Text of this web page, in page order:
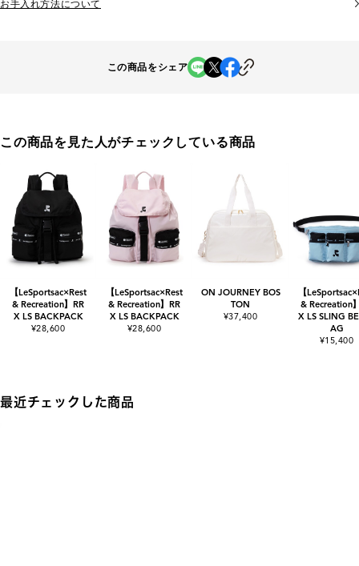
お手入れ方法について
この商品をシェア
この商品を見た人がチェックしている商品
【LeSportsac×Rest
& Recreation】RR
X LS BACKPACK
¥28,600
【LeSportsac×Rest
& Recreation】RR
X LS BACKPACK
¥28,600
ON JOURNEY BOS
TON
¥37,400
【
& Recreation
X LS SLING
AG
¥15,400
最近チェックした商品